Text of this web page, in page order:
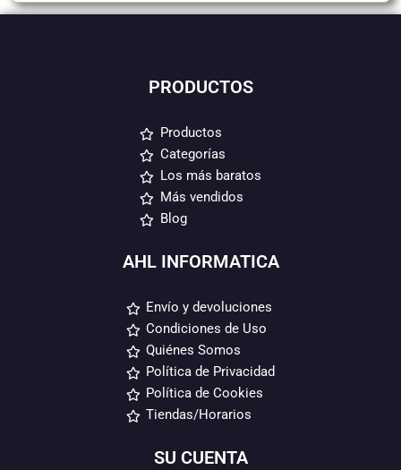
PRODUCTOS
Productos
Categorías
Los más baratos
Más vendidos
Blog
AHL INFORMATICA
Envío y devoluciones
Condiciones de Uso
Quiénes Somos
Política de Privacidad
Política de Cookies
Tiendas/Horarios
SU CUENTA